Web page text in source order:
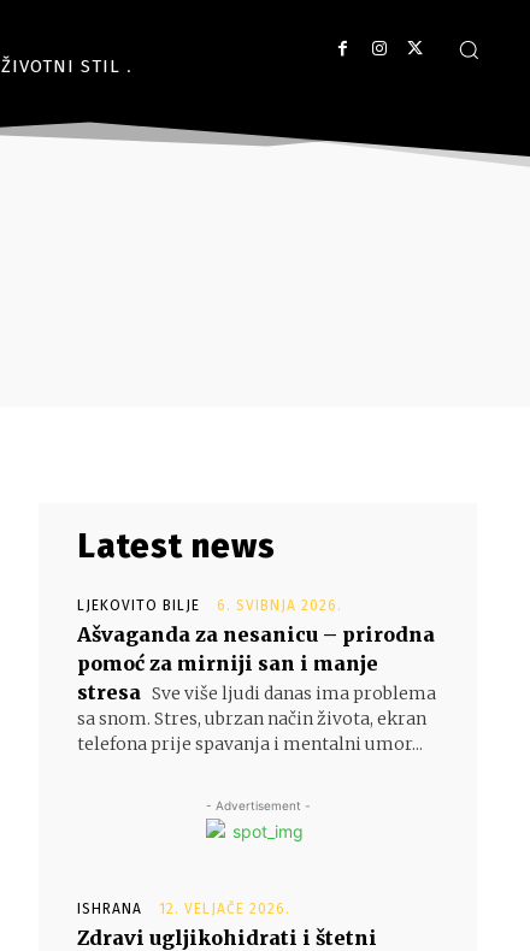
ŽIVOTNI STIL
Latest news
LJEKOVITO BILJE 6. SVIBNJA 2026.
Ašvaganda za nesanicu – prirodna
pomoć za mirniji san i manje
stresa Sve više ljudi danas ima problema
sa snom. Stres, ubrzan način života, ekran
telefona prije spavanja i mentalni umor...
- Advertisement -
ISHRANA 12. VELJAČE 2026.
Zdravi ugljikohidrati i štetni